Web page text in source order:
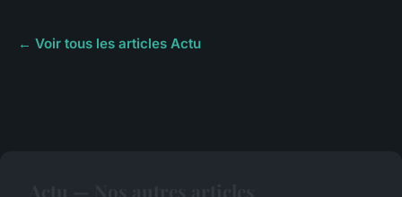
← Voir tous les articles Actu